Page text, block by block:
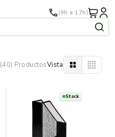
(9h a 17h)
(40) ProductosVista
Stock